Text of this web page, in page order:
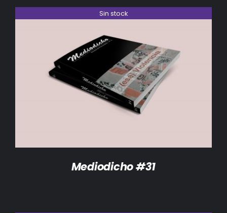
Sin stock
DETALLES
Mediodicho #31